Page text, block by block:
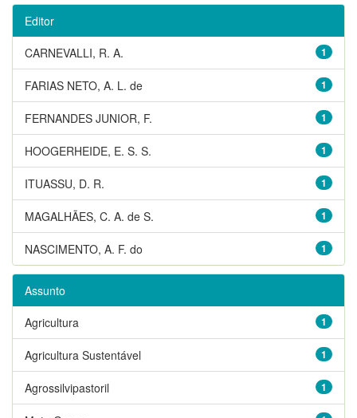
Editor
1
CARNEVALLI, R. A.
1
FARIAS NETO, A. L. de
1
FERNANDES JUNIOR, F.
1
HOOGERHEIDE, E. S. S.
1
ITUASSU, D. R.
1
MAGALHÃES, C. A. de S.
1
NASCIMENTO, A. F. do
Assunto
1
Agricultura
1
Agricultura Sustentável
1
Agrossilvipastoril